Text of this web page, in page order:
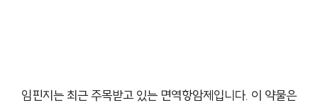
임핀지는 최근 주목받고 있는 면역항암제입니다. 이 약물은